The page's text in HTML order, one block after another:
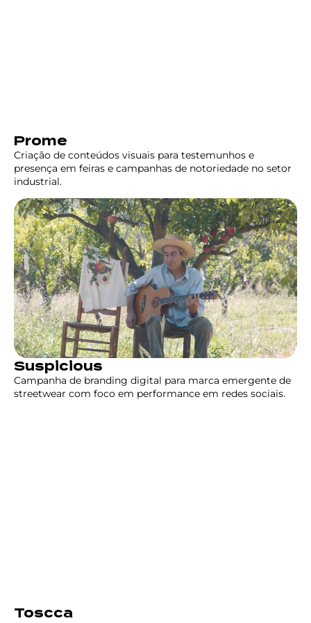
Prome
Criação de conteúdos visuais para testemunhos e
presença em feiras e campanhas de notoriedade no setor
industrial.
Suspicious
Campanha de branding digital para marca emergente de
streetwear com foco em performance em redes sociais.
Toscca